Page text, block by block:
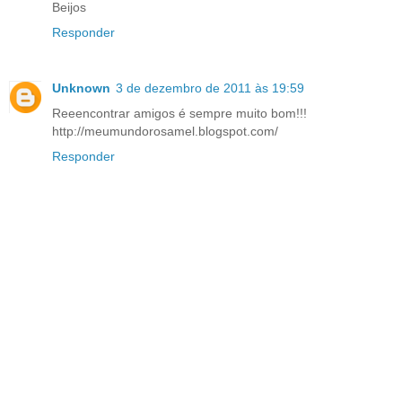
Beijos
Responder
Unknown 3 de dezembro de 2011 às 19:59
Reeencontrar amigos é sempre muito bom!!!
http://meumundorosamel.blogspot.com/
Responder